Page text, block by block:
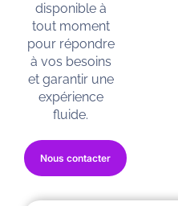
disponible à
tout moment
pour répondre
à vos besoins
et garantir une
expérience
fluide.
Nous contacter